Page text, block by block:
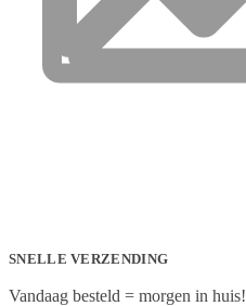
SNELLE VERZENDING
Vandaag besteld = morgen in huis!